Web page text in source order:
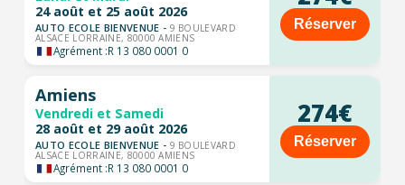
24 août et 25 août 2026
AUTO ECOLE BIENVENUE - 9 BOULEVARD
ALSACE LORRAINE, 80000 AMIENS
Agrément :R 13 080 0001 0
Réserver
Amiens
Vendredi et Samedi
28 août et 29 août 2026
AUTO ECOLE BIENVENUE - 9 BOULEVARD
ALSACE LORRAINE, 80000 AMIENS
Agrément :R 13 080 0001 0
274€
Réserver